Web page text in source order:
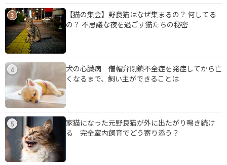
3
【猫の集会】野良猫はなぜ集まるの？ 何してる
の？ 不思議な夜を過ごす猫たちの秘密
4
犬の心臓病 僧帽弁閉鎖不全症を発症してから亡
くなるまで、飼い主ができることは
5
家猫になった元野良猫が外に出たがり鳴き続け
る 完全室内飼育でどう寄り添う？